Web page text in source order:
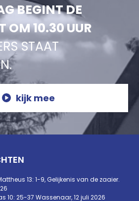
BEGINT DE
OM 10.30 UUR
STAAT
kijk mee
13: 1-9, Gelijkenis van de zaaier.
10: 25-37 Wassenaar, 12 juli 2026